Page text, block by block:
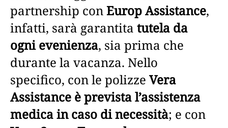
partnership conEurop Assistance,
infatti, sarà garantita tutela da
ogni evenienza, sia prima che
durante la vacanza. Nello
specifico, con le polizze Vera
Assistance è prevista l’assistenza
medica in caso di necessità; e con